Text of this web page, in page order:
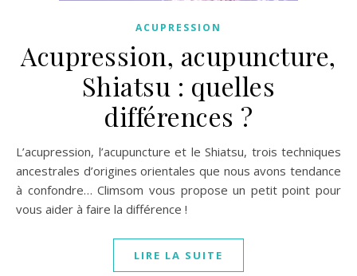
ACUPRESSION
Acupression, acupuncture,
Shiatsu : quelles
différences ?
L’acupression, l’acupuncture et le Shiatsu, trois techniques
ancestrales d’origines orientales que nous avons tendance
à confondre… Climsom vous propose un petit point pour
vous aider à faire la différence !
LIRE LA SUITE